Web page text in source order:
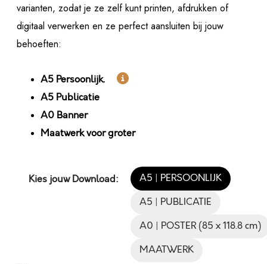
varianten, zodat je ze zelf kunt printen, afdrukken of
digitaal verwerken en ze perfect aansluiten bij jouw
behoeften:
A5 Persoonlijk. 
A5 Publicatie
A0 Banner
Maatwerk voor groter
Kies jouw Download: A5 | PERSOONLIJK
A5 | PUBLICATIE
A0 | POSTER (85 x 118.8 cm)
MAATWERK